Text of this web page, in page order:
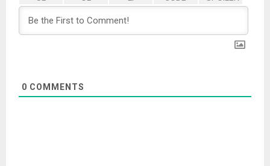
0 COMMENTS